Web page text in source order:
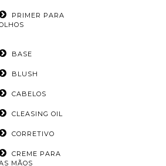
PRIMER PARA
BASE
BLUSH
CABELOS
CLEASING OIL
CORRETIVO
CREME PARA
MÃOS